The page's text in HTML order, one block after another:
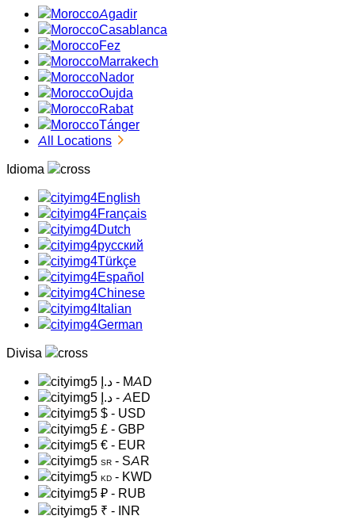
Agadir
Casablanca
Fez
Marrakech
Nador
Oujda
Rabat
Tánger
All Locations
Idioma
English
Français
Dutch
русский
Türkçe
Español
Chinese
Italian
German
Divisa
د.إ - MAD
د.إ - AED
$ - USD
£ - GBP
€ - EUR
SR - SAR
KD - KWD
₽ - RUB
₹ - INR